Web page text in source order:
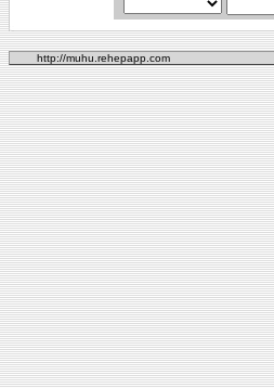
http://muhu.rehepapp.com